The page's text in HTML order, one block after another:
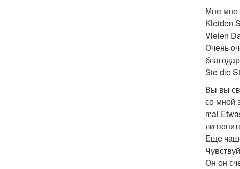
Мне мне
Kleiden
Vielen
Очень
Sie die
Вы вы
со мной
mal
ли
Еще
Он он